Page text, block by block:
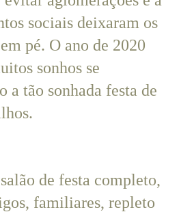
sociais deixaram os
pé. O ano de 2020
sonhos se
a tão sonhada festa de
de festa completo,
familiares, repleto